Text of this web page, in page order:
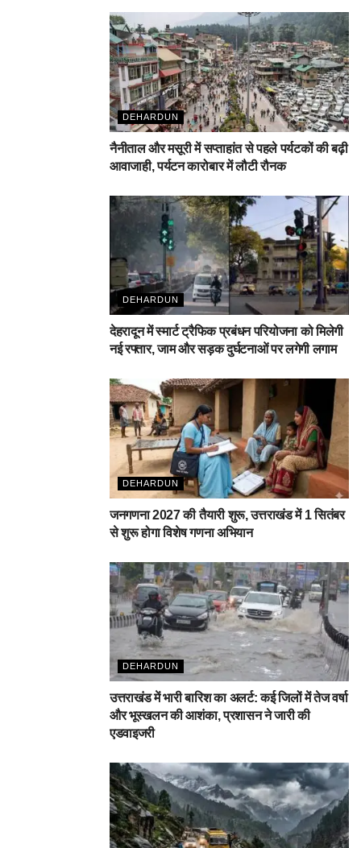
DEHARDUN
नैनीताल और मसूरी में सप्ताहांत से पहले पर्यटकों की बढ़ी
आवाजाही, पर्यटन कारोबार में लौटी रौनक
DEHARDUN
देहरादून में स्मार्ट ट्रैफिक प्रबंधन परियोजना को मिलेगी
नई रफ्तार, जाम और सड़क दुर्घटनाओं पर लगेगी लगाम
DEHARDUN
जनगणना 2027 की तैयारी शुरू, उत्तराखंड में 1 सितंबर
से शुरू होगा विशेष गणना अभियान
DEHARDUN
उत्तराखंड में भारी बारिश का अलर्ट: कई जिलों में तेज वर्षा
और भूस्खलन की आशंका, प्रशासन ने जारी की
एडवाइजरी